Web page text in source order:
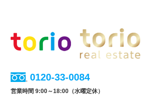
0120-33-0084
営業時間 9:00～18:00（水曜定休）